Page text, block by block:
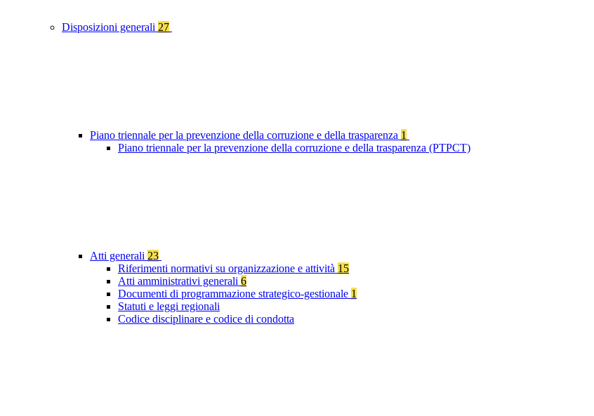
Disposizioni generali 27
Piano triennale per la prevenzione della corruzione e della trasparenza 1
Piano triennale per la prevenzione della corruzione e della trasparenza (PTPCT)
Atti generali 23
Riferimenti normativi su organizzazione e attività 15
Atti amministrativi generali 6
Documenti di programmazione strategico-gestionale 1
Statuti e leggi regionali
Codice disciplinare e codice di condotta